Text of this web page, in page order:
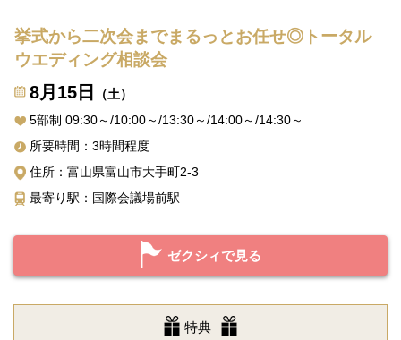
挙式から二次会までまるっとお任せ◎トータル
ウエディング相談会
8月15日
（土）
5部制 09:30～/10:00～/13:30～/14:00～/14:30～
所要時間：3時間程度
住所：富山県富山市大手町2-3
最寄り駅：国際会議場前駅
ゼクシィで見る
特典